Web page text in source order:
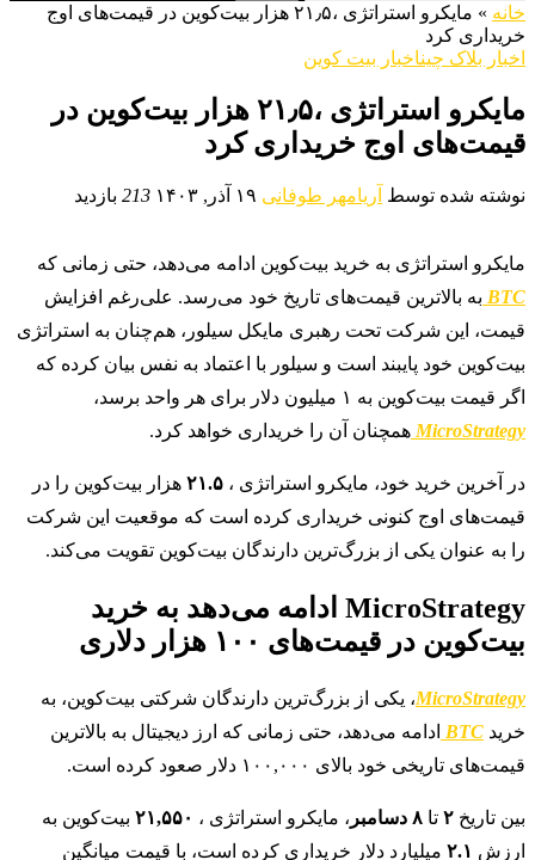
خانه »
مایکرو استراتژی ،۲۱٫۵ هزار بیت‌کوین در قیمت‌های اوج
خریداری کرد
اخبار بلاک چیناخبار بیت کوین
مایکرو استراتژی ،۲۱٫۵ هزار بیت‌کوین در
قیمت‌های اوج خریداری کرد
نوشته شده توسط آریامهر طوفانی ۱۹ آذر, ۱۴۰۳ 213 بازدید
مایکرو استراتژی به خرید بیت‌کوین ادامه می‌دهد، حتی زمانی که
BTC به بالاترین قیمت‌های تاریخ خود می‌رسد. علی‌رغم افزایش
قیمت، این شرکت تحت رهبری مایکل سیلور، هم‌چنان به استراتژی
بیت‌کوین خود پایبند است و سیلور با اعتماد به نفس بیان کرده که
اگر قیمت بیت‌کوین به ۱ میلیون دلار برای هر واحد برسد،
MicroStrategy همچنان آن را خریداری خواهد کرد.
در آخرین خرید خود، مایکرو استراتژی ، ۲۱.۵ هزار بیت‌کوین را در
قیمت‌های اوج کنونی خریداری کرده است که موقعیت این شرکت
را به عنوان یکی از بزرگ‌ترین دارندگان بیت‌کوین تقویت می‌کند.
MicroStrategy ادامه می‌دهد به خرید
بیت‌کوین در قیمت‌های ۱۰۰ هزار دلاری
MicroStrategy، یکی از بزرگ‌ترین دارندگان شرکتی بیت‌کوین، به
خرید BTC ادامه می‌دهد، حتی زمانی که ارز دیجیتال به بالاترین
قیمت‌های تاریخی خود بالای ۱۰۰,۰۰۰ دلار صعود کرده است.
بین تاریخ ۲ تا ۸ دسامبر ، مایکرو استراتژی ، ۲۱,۵۵۰ بیت‌کوین به
ارزش ۲.۱ میلیارد دلار خریداری کرده است، با قیمت میانگین